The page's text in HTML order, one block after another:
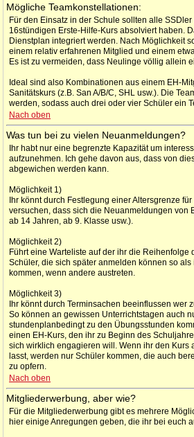
Mögliche Teamkonstellationen:
Für den Einsatz in der Schule sollten alle
16stündigen Erste-Hilfe-Kurs absolviert haben.
Dienstplan integriert werden. Nach Möglichkeit
einem relativ erfahrenen Mitglied und einem
Es ist zu vermeiden, dass Neulinge völlig allein
Ideal sind also Kombinationen aus einem EH-
Sanitätskurs (z.B. San A/B/C, SHL usw.). Die
werden, sodass auch drei oder vier Schüler ein
Nach oben
Was tun bei zu vielen Neuanmeldungen?
Ihr habt nur eine begrenzte Kapazität um
aufzunehmen. Ich gehe davon aus, dass von
abgewichen werden kann.
Möglichkeit 1)
Ihr könnt durch Festlegung einer Altersgrenze
versuchen, dass sich die Neuanmeldungen von
ab 14 Jahren, ab 9. Klasse usw.).
Möglichkeit 2)
Führt eine Warteliste auf der ihr die Reihenfolge
Schüler, die sich später anmelden können so als
kommen, wenn andere austreten.
Möglichkeit 3)
Ihr könnt durch Terminsachen beeinflussen wer
So können an gewissen Unterrichtstagen auch
stundenplanbedingt zu den Übungsstunden
einen EH-Kurs, den ihr zu Beginn des
sich wirklich engagieren will. Wenn ihr den Kurs
lasst, werden nur Schüler kommen, die auch
zu opfern.
Nach oben
Mitgliederwerbung, aber wie?
Für die Mitgliederwerbung gibt es mehrere
hier einige Anregungen geben, die ihr bei euch